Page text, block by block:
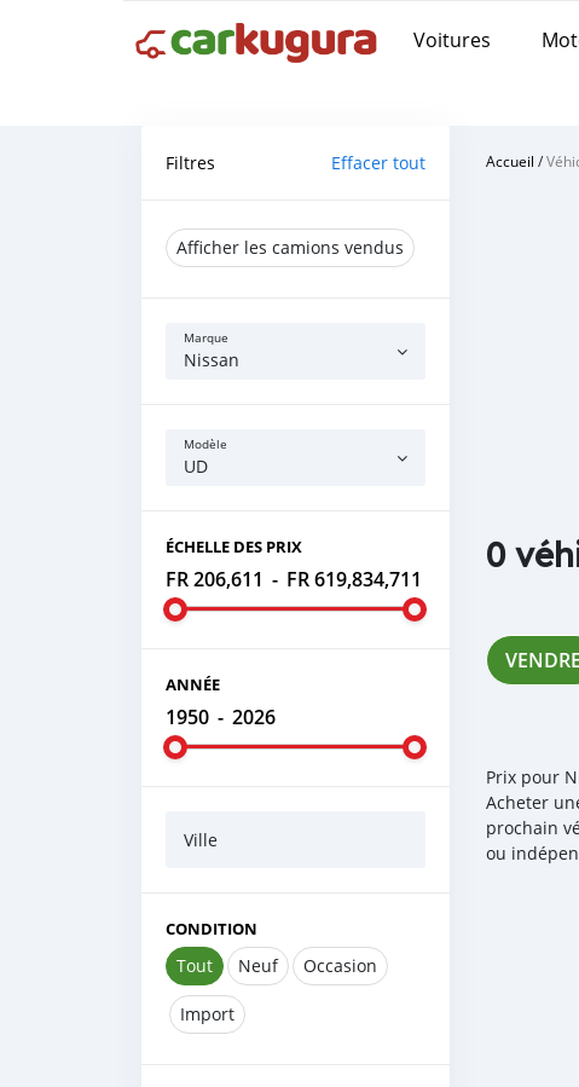
Voitures
Filtres Effacer tout
Afficher les camions vendus
Marque
Nissan
Modèle
UD
ÉCHELLE DES PRIX
FR 206,611 - FR 619,834,711
ANNÉE
1950 - 2026
Ville
CONDITION
Tout Neuf Occasion
Import
Accueil /
0
VENDRE
Prix pour
Acheter
prochain
ou